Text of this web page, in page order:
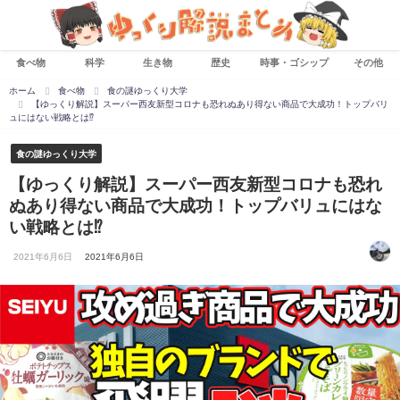
食べ物 科学 生き物 歴史 時事・ゴシップ その他
ホーム 食べ物
食の謎ゆっくり大学
【ゆっくり解説】スーパー西友新型コロナも恐れぬあり得ない商品で大成功！トップバリ
ュにはない戦略とは⁉
食の謎ゆっくり大学
【ゆっくり解説】スーパー西友新型コロナも恐れ
ぬあり得ない商品で大成功！トップバリュにはな
い戦略とは⁉
2021年6月6日 2021年6月6日